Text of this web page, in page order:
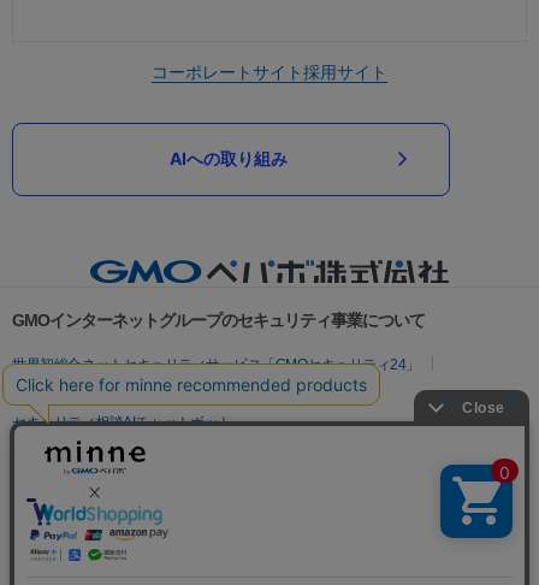
コーポレートサイト採用サイト
AIへの取り組み
GMOインターネットグループのセキュリティ事業について
世界初総合ネットセキュリティサービス「GMOセキュリティ24」
パスワード漏洩診断
Webサイトリスク診断
セキュリティ相談AIチャットボット
実在証明・盗聴対策
サイバー攻撃対策（GMO Flatt Security）
セキュリティ事業の軌跡